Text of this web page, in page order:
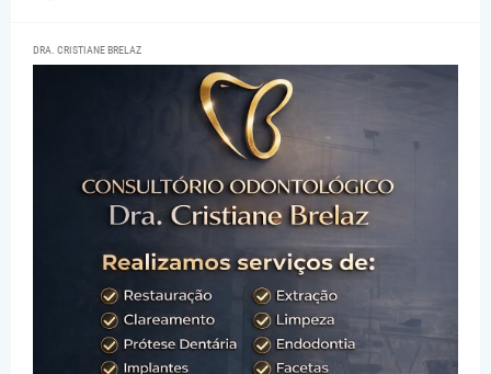
DRA. CRISTIANE BRELAZ